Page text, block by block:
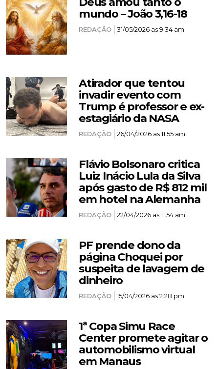
mundo – João 3,16-18
REDAÇÃO 31/05/2026 as 9:34 am
Atirador que tentou
invadir evento com
Trump é professor e ex-
estagiário da NASA
REDAÇÃO 26/04/2026 as 11:55 am
Flávio Bolsonaro critica
Luiz Inácio Lula da Silva
após gasto de R$ 812 mil
em hotel na Alemanha
REDAÇÃO 22/04/2026 as 11:54 am
PF prende dono da
página Choquei por
suspeita de lavagem de
dinheiro
REDAÇÃO 15/04/2026 as 2:28 pm
1ª Copa Simu Race
Center promete agitar o
automobilismo virtual
em Manaus